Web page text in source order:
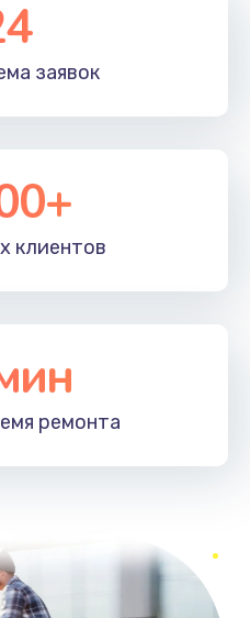
заявок
клиентов
ремонта